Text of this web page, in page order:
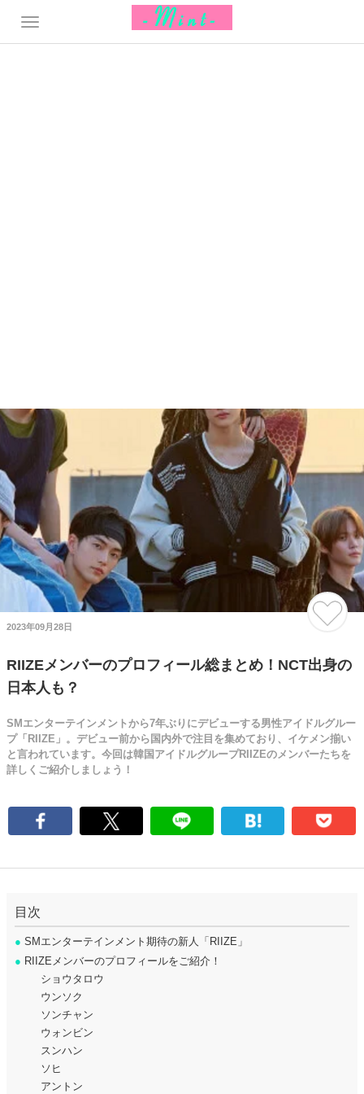
2023年09月28日
RIIZEメンバーのプロフィール総まとめ！NCT出身の
日本人も？
SMエンターテインメントから7年ぶりにデビューする男性アイドルグルー
プ「RIIZE」。デビュー前から国内外で注目を集めており、イケメン揃い
と言われています。今回は韓国アイドルグループRIIZEのメンバーたちを
詳しくご紹介しましょう！
目次
● SMエンターテインメント期待の新人「RIIZE」
● RIIZEメンバーのプロフィールをご紹介！
ショウタロウ
ウンソク
ソンチャン
ウォンビン
スンハン
ソヒ
アントン